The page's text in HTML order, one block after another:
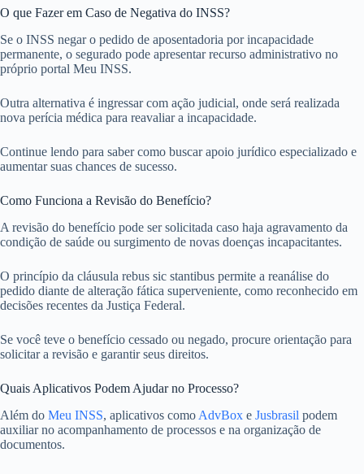
O que Fazer em Caso de Negativa do INSS?
Se o INSS negar o pedido de aposentadoria por incapacidade
permanente, o segurado pode apresentar recurso administrativo no
próprio portal Meu INSS.
Outra alternativa é ingressar com ação judicial, onde será realizada
nova perícia médica para reavaliar a incapacidade.
Continue lendo para saber como buscar apoio jurídico especializado e
aumentar suas chances de sucesso.
Como Funciona a Revisão do Benefício?
A revisão do benefício pode ser solicitada caso haja agravamento da
condição de saúde ou surgimento de novas doenças incapacitantes.
O princípio da cláusula rebus sic stantibus permite a reanálise do
pedido diante de alteração fática superveniente, como reconhecido em
decisões recentes da Justiça Federal.
Se você teve o benefício cessado ou negado, procure orientação para
solicitar a revisão e garantir seus direitos.
Quais Aplicativos Podem Ajudar no Processo?
Além do Meu INSS, aplicativos como AdvBox e Jusbrasil podem
auxiliar no acompanhamento de processos e na organização de
documentos.